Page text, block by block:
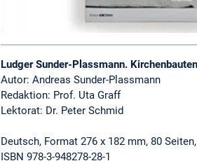
Ludger Sunder-Plassmann.
Autor: Andreas Sunder-Plassmann
Redaktion: Prof. Uta Graff
Lektorat: Dr. Peter Schmid
Deutsch, Format 276 x 182 mm, 80
ISBN 978-3-948278-28-1